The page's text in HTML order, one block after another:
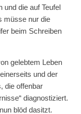
und die auf Teufel
müsse nur die
beim Schreiben
gelebtem Leben
und der
die offenbar
diagnostiziert.
blöd dasitzt.